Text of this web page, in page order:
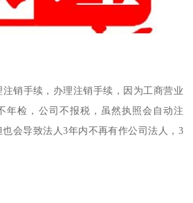
销手续，办理注销手续，因为工商营业
年检，公司不报税，虽然执照会自动注
会导致法人3年内不再有作公司法人，3